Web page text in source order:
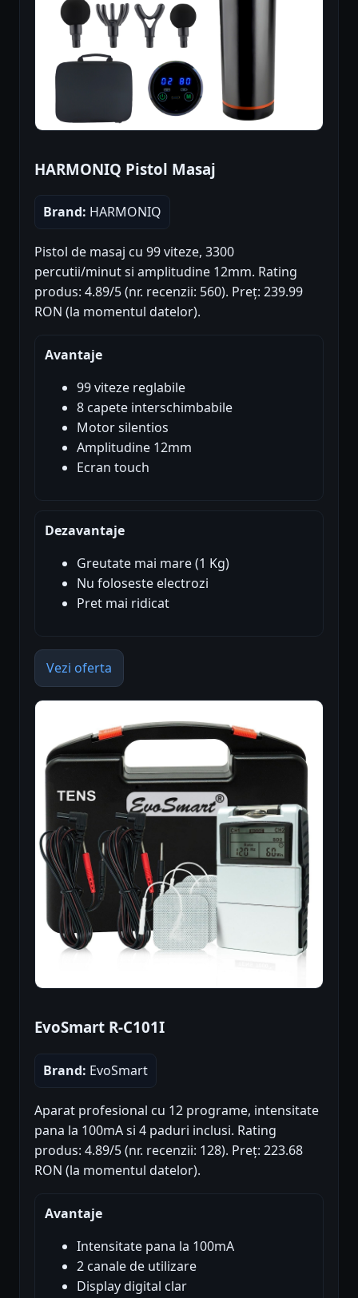
HARMONIQ Pistol Masaj
Brand: HARMONIQ
Pistol de masaj cu 99 viteze, 3300
percutii/minut si amplitudine 12mm. Rating
produs: 4.89/5 (nr. recenzii: 560). Preț: 239.99
RON (la momentul datelor).
Avantaje
99 viteze reglabile
8 capete interschimbabile
Motor silentios
Amplitudine 12mm
Ecran touch
Dezavantaje
Greutate mai mare (1 Kg)
Nu foloseste electrozi
Pret mai ridicat
Vezi oferta
EvoSmart R-C101I
Brand: EvoSmart
Aparat profesional cu 12 programe, intensitate
pana la 100mA si 4 paduri inclusi. Rating
produs: 4.89/5 (nr. recenzii: 128). Preț: 223.68
RON (la momentul datelor).
Avantaje
Intensitate pana la 100mA
2 canale de utilizare
Display digital clar